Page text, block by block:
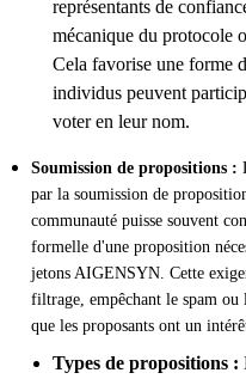
représentants de
mécanique du protocole
Cela favorise une forme
individus peuvent
voter en leur nom.
Soumission de propositions :
par la soumission de
communauté puisse souvent
formelle d'une proposition
jetons AIGENSYN. Cette
filtrage, empêchant le spam ou
que les proposants ont un
Types de propositions :